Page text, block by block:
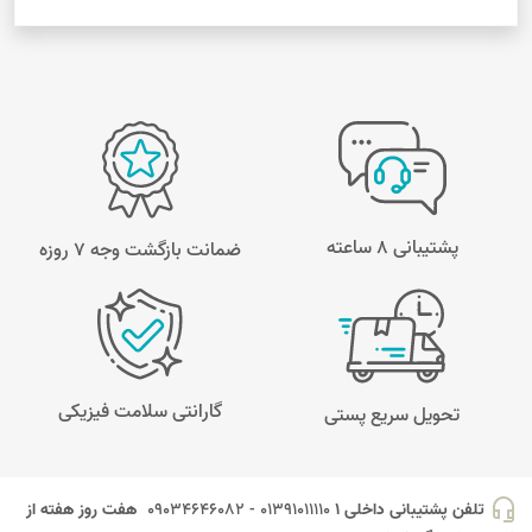
پشتیبانی 8 ساعته ضمانت بازگشت وجه ۷ روزه
تحویل سریع پستی گارانتی سلامت فیزیکی
headset_mic تلفن پشتیبانی داخلی 1 01391011110 - 09034646082
هفت روز هفته از